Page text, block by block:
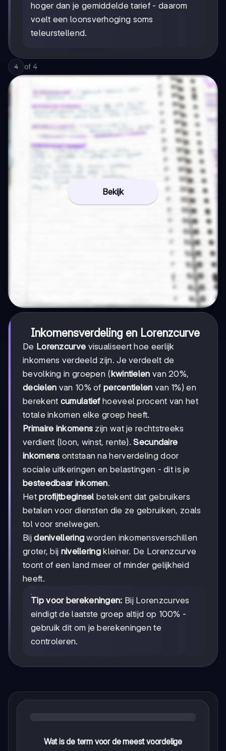
hoger dan je gemiddelde tarief - daarom
voelt een loonsverhoging soms
teleurstellend.
4 of 4
Bekijk
Inkomensverdeling en Lorenzcurve
De Lorenzcurve visualiseert hoe eerlijk
inkomens verdeeld zijn. Je verdeelt de
bevolking in groepen (kwintielen van 20%,
decielen van 10% ofpercentielen van 1%) en
berekent cumulatiefhoeveel procent van het
totale inkomen elke groep heeft.
Primaire inkomens zijn wat je rechtstreeks
verdient (loon, winst, rente).Secundaire
inkomens ontstaan na herverdeling door
sociale uitkeringen en belastingen - dit is je
besteedbaar inkomen.
Hetprofijtbeginsel betekent dat gebruikers
betalen voor diensten die ze gebruiken, zoals
tol voor snelwegen.
Bijdenivellering worden inkomensverschillen
groter, bij nivelleringkleiner. De Lorenzcurve
toont of een land meer of minder gelijkheid
heeft.
Tip voor berekeningen: Bij Lorenzcurves
eindigt de laatste groep altijd op 100% -
gebruik dit om je berekeningen te
controleren.
Wat is de term voor de meest voordelige